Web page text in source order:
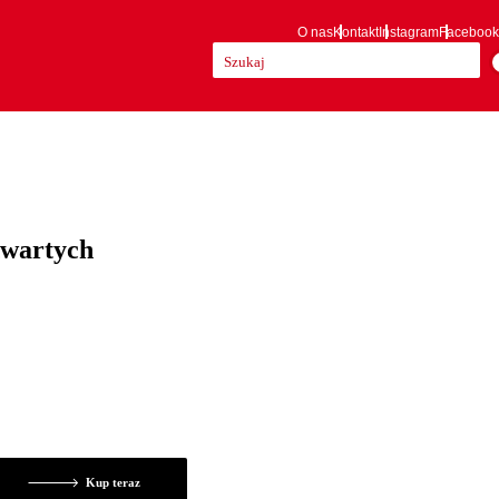
O nasKontaktInstagramFacebook
Kup teraz